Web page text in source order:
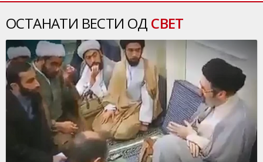
ОСТАНАТИ ВЕСТИ ОД СВЕТ